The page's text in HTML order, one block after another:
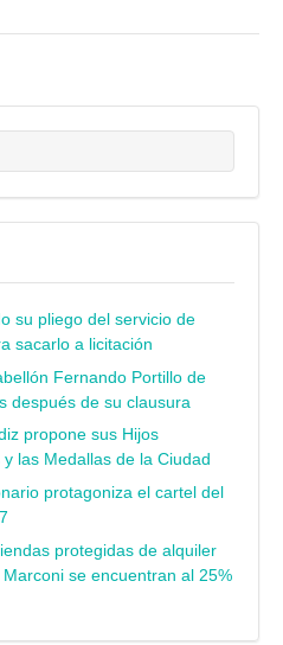
su pliego del servicio de
sacarlo a licitación
Fernando Portillo de
después de su clausura
propone sus Hijos
las Medallas de la Ciudad
protagoniza el cartel del
protegidas de alquiler
se encuentran al 25%